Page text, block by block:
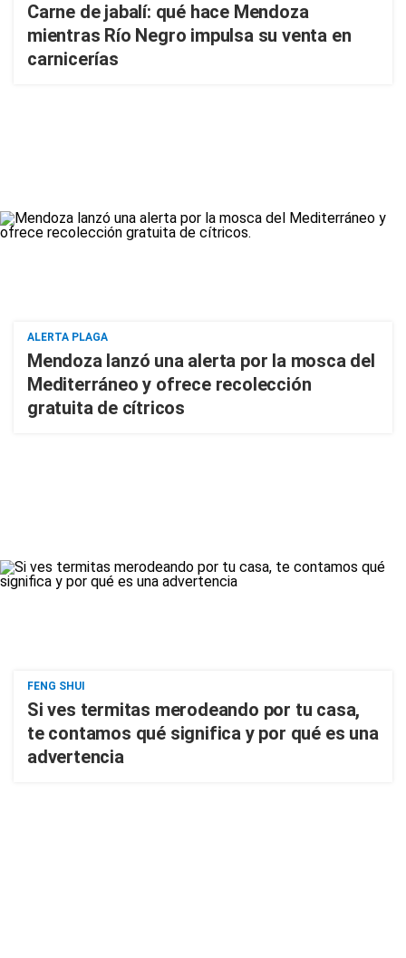
Carne de jabalí: qué hace Mendoza
mientras Río Negro impulsa su venta en
carnicerías
ALERTA PLAGA
Mendoza lanzó una alerta por la mosca del
Mediterráneo y ofrece recolección
gratuita de cítricos
FENG SHUI
Si ves termitas merodeando por tu casa,
te contamos qué significa y por qué es una
advertencia